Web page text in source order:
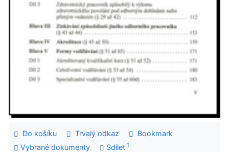
Do košíku Trvalý odkaz
Bookmark
Vybrané dokumenty
Sdílet